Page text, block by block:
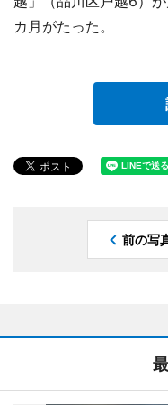
カ月がたった。
前の写